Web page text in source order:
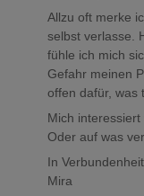
Allzu oft merke
selbst verlasse.
fühle ich mich
Gefahr meinen
offen dafür, was
Mich
Oder auf was
In Verbundenheit,
Mira